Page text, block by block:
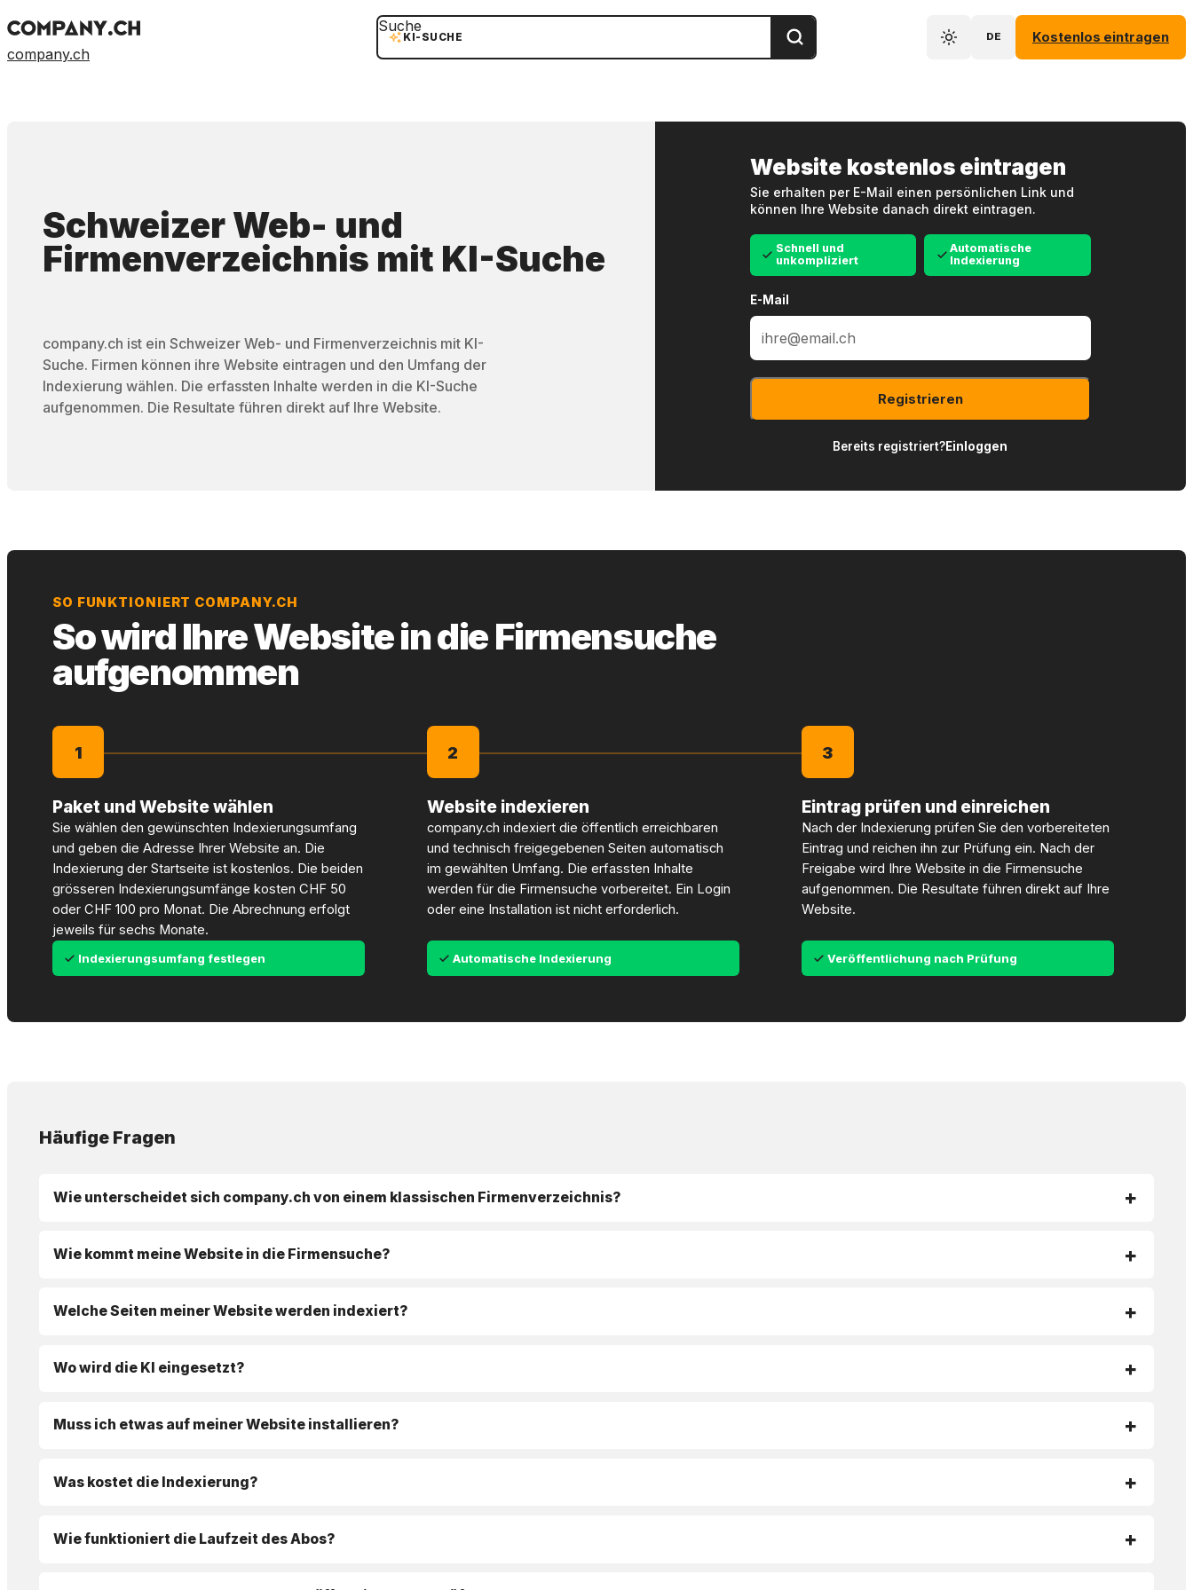
company.ch
KI-SUCHE
Suche
DE Kostenlos eintragen
Schweizer Web- und
Firmenverzeichnis mit KI-Suche
company.ch ist ein Schweizer Web- und Firmenverzeichnis mit KI-
Suche. Firmen können ihre Website eintragen und den Umfang der
Indexierung wählen. Die erfassten Inhalte werden in die KI-Suche
aufgenommen. Die Resultate führen direkt auf Ihre Website.
Website kostenlos eintragen
Sie erhalten per E-Mail einen persönlichen Link und
können Ihre Website danach direkt eintragen.
Schnell und
unkompliziert
Automatische
Indexierung
E-Mail
Registrieren
Bereits registriert?Einloggen
SO FUNKTIONIERT COMPANY.CH
So wird Ihre Website in die Firmensuche
aufgenommen
1
Paket und Website wählen
Sie wählen den gewünschten Indexierungsumfang
und geben die Adresse Ihrer Website an. Die
Indexierung der Startseite ist kostenlos. Die beiden
grösseren Indexierungsumfänge kosten CHF 50
oder CHF 100 pro Monat. Die Abrechnung erfolgt
jeweils für sechs Monate.
Indexierungsumfang festlegen
2
Website indexieren
company.ch indexiert die öffentlich erreichbaren
und technisch freigegebenen Seiten automatisch
im gewählten Umfang. Die erfassten Inhalte
werden für die Firmensuche vorbereitet. Ein Login
oder eine Installation ist nicht erforderlich.
Automatische Indexierung
3
Eintrag prüfen und einreichen
Nach der Indexierung prüfen Sie den vorbereiteten
Eintrag und reichen ihn zur Prüfung ein. Nach der
Freigabe wird Ihre Website in die Firmensuche
aufgenommen. Die Resultate führen direkt auf Ihre
Website.
Veröffentlichung nach Prüfung
Häufige Fragen
Wie unterscheidet sich company.ch von einem klassischen Firmenverzeichnis?
Wie kommt meine Website in die Firmensuche?
Welche Seiten meiner Website werden indexiert?
Wo wird die KI eingesetzt?
Muss ich etwas auf meiner Website installieren?
Was kostet die Indexierung?
Wie funktioniert die Laufzeit des Abos?